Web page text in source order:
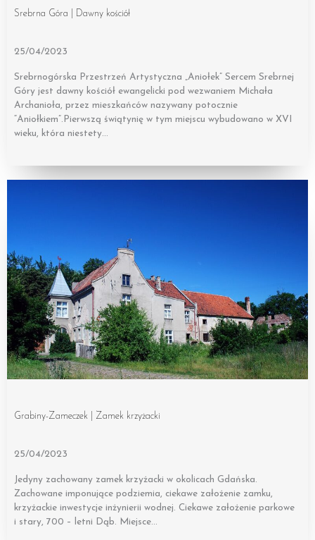
Srebrna Góra | Dawny kościół
25/04/2023
Srebrnogórska Przestrzeń Artystyczna „Aniołek” Sercem Srebrnej
Góry jest dawny kościół ewangelicki pod wezwaniem Michała
Archanioła, przez mieszkańców nazywany potocznie
“Aniołkiem”.Pierwszą świątynię w tym miejscu wybudowano w XVI
wieku, która niestety…
Grabiny-Zameczek | Zamek krzyżacki
25/04/2023
Jedyny zachowany zamek krzyżacki w okolicach Gdańska.
Zachowane imponujące podziemia, ciekawe założenie zamku,
krzyżackie inwestycje inżynierii wodnej. Ciekawe założenie parkowe
i stary, 700 – letni Dąb. Miejsce…